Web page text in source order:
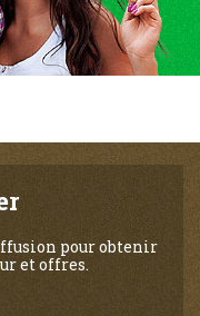
pour obtenir
et offres.